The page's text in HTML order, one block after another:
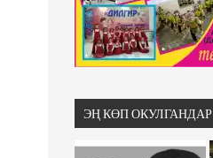
ЭҢ КӨП ОКУЛГАНДАР